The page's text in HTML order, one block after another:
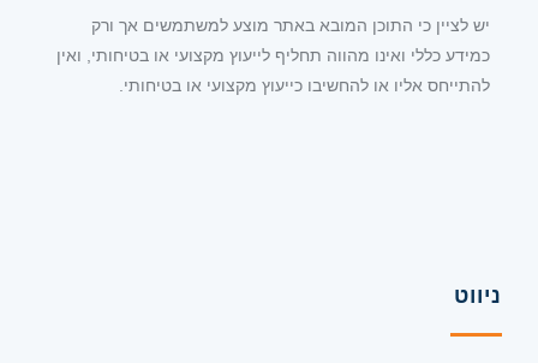
יש לציין כי התוכן המובא באתר מוצע למשתמשים אך ורק
כמידע כללי ואינו מהווה תחליף לייעוץ מקצועי או בטיחותי, ואין
להתייחס אליו או להחשיבו כייעוץ מקצועי או בטיחותי.
ניווט